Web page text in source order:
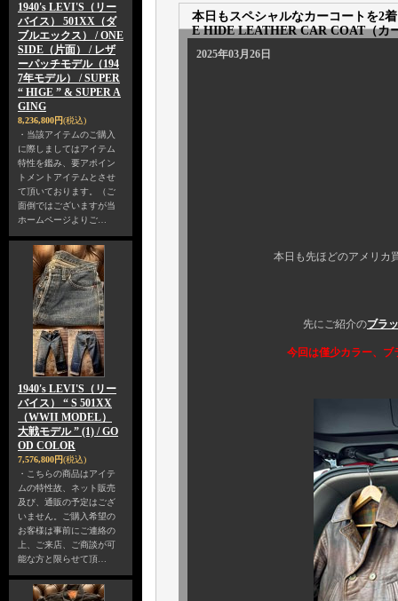
1940's LEVI'S（リー
バイス） 501XX（ダ
ブルエックス） / ONE
SIDE（片面） / レザ
ーパッチモデル（194
7年モデル） / SUPER
“ HIGE ” & SUPER A
GING
8,236,800円(税込)
・当該アイテムのご購入
に際しましてはアイテム
特性を鑑み、要アポイン
トメントアイテムとさせ
て頂いております。（ご
面倒ではございますが当
ホームページよりご…
1940's LEVI'S（リー
バイス） “ S 501XX
（WWII MODEL）
大戦モデル ” (1) / GO
OD COLOR
7,576,800円(税込)
・こちらの商品はアイテ
ムの特性故、ネット販売
及び、通販の予定はござ
いません。ご購入希望の
お客様は事前にご連絡の
上、ご来店、ご商談が可
能な方と限らせて頂…
本日もスペシャルなカーコートを2
E HIDE LEATHER CAR COAT（カ
2025年03月26日
本日も先ほどのアメリカ買い付
先にご紹介のブラ
今回は僅少カラー、ブ